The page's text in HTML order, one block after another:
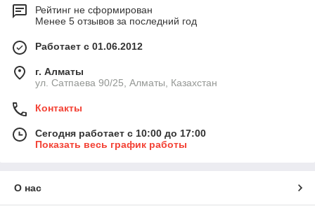
Рейтинг не сформирован
Менее 5 отзывов за последний год
Работает с 01.06.2012
г. Алматы
ул. Сатпаева 90/25, Алматы, Казахстан
Контакты
Сегодня работает с 10:00 до 17:00
Показать весь график работы
О нас